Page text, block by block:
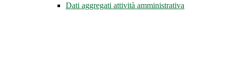
Dati aggregati attività amministrativa